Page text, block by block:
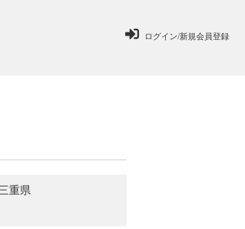
ログイン/新規会員登録
重県